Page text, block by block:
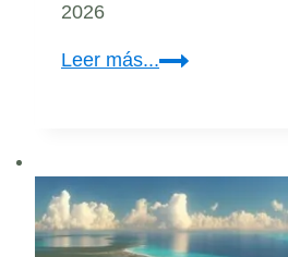
2026
Leer más...Mérida
50
mundial
de